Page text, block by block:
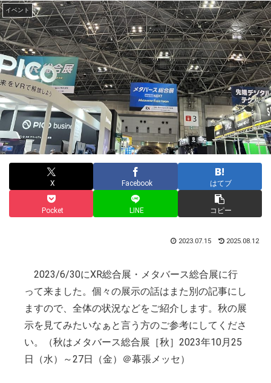
イベント
X Facebook はてブ
Pocket LINE コピー
2023.07.15 2025.08.12
2023/6/30にXR総合展・メタバース総合展に行
って来ました。個々の展示の話はまた別の記事にし
ますので、全体の状況などをご紹介します。秋の展
示を見てみたいなぁと言う方のご参考にしてくださ
い。（秋はメタバース総合展［秋］2023年10月25
日（水）～27日（金）＠幕張メッセ）